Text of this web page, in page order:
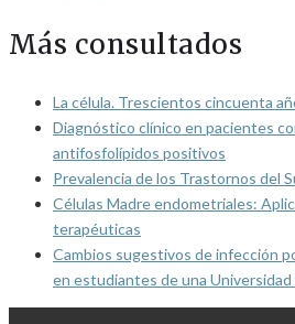
Más consultados
La célula. Trescientos cincuenta
Diagnóstico clínico en pacientes
antifosfolípidos positivos
Prevalencia de los Trastornos del
Células Madre endometriales:
terapéuticas
Cambios sugestivos de infección
en estudiantes de una Universidad